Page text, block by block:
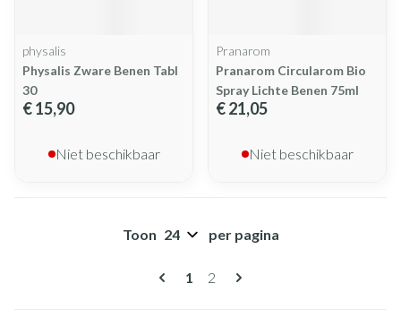
physalis
Physalis Zware Benen Tabl
30
€ 15,90
Niet beschikbaar
Pranarom
Pranarom Circularom Bio
Spray Lichte Benen 75ml
€ 21,05
Niet beschikbaar
Pagina's
U lees momenteel pagina
1 Pagina
2
Toon per pagina